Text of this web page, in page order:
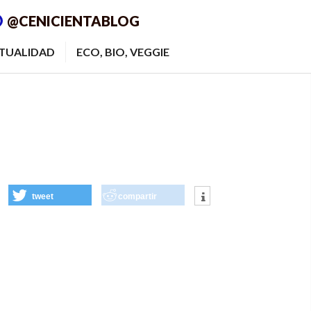
@CENICIENTABLOG
ECO, BIO, VEGGIE
tweet compartir